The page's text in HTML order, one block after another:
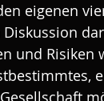
eigenen
und Risiken